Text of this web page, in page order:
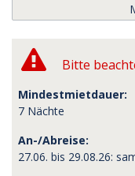
Bitte
Mindestmietdauer:
7 Nächte
An-/Abreise:
27.06. bis 29.08.26: